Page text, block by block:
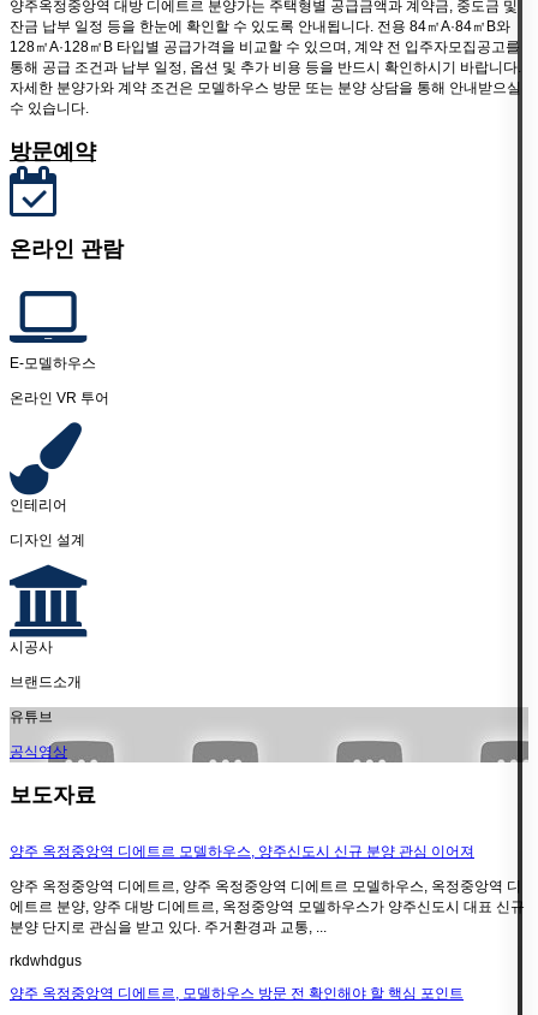
양주옥정중앙역 대방 디에트르 분양가는 주택형별 공급금액과 계약금, 중도금 및
잔금 납부 일정 등을 한눈에 확인할 수 있도록 안내됩니다. 전용 84㎡A·84㎡B와
128㎡A·128㎡B 타입별 공급가격을 비교할 수 있으며, 계약 전 입주자모집공고를
통해 공급 조건과 납부 일정, 옵션 및 추가 비용 등을 반드시 확인하시기 바랍니다.
자세한 분양가와 계약 조건은 모델하우스 방문 또는 분양 상담을 통해 안내받으실
수 있습니다.
방문예약
온라인 관람
E-모델하우스
온라인 VR 투어
인테리어
디자인 설계
시공사
브랜드소개
유튜브
공식영상
보도자료
양주 옥정중앙역 디에트르 모델하우스, 양주신도시 신규 분양 관심 이어져
양주 옥정중앙역 디에트르, 양주 옥정중앙역 디에트르 모델하우스, 옥정중앙역 디
에트르 분양, 양주 대방 디에트르, 옥정중앙역 모델하우스가 양주신도시 대표 신규
분양 단지로 관심을 받고 있다. 주거환경과 교통, ...
rkdwhdgus
양주 옥정중앙역 디에트르, 모델하우스 방문 전 확인해야 할 핵심 포인트